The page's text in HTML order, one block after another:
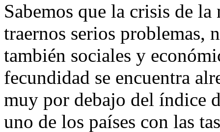
Sabemos que la crisis de
traernos serios problemas,
también sociales y
fecundidad se encuentra
muy por debajo del índice
uno de los países con las